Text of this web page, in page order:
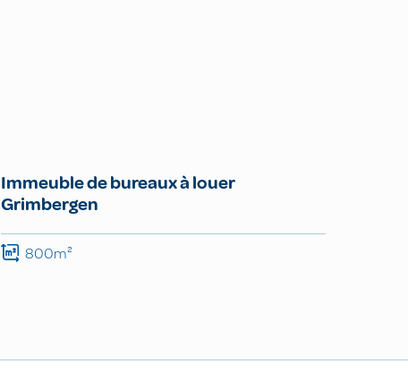
Immeuble de bureaux à louer
Grimbergen
800m²